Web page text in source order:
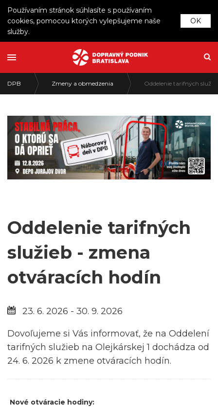
Používaním stránok súhlasíte s používaním
cookies, pomocou ktorých vylepšujeme naše
služby.
OK
DPB Zmeny a obmedzenia Oddelenie tarifných
Oddelenie tarifných
služieb - zmena
otváracích hodín
23. 6. 2026 - 30. 9. 2026
Dovoľujeme si Vás informovať, že na Oddelení
tarifných služieb na Olejkárskej 1 dochádza od
24. 6. 2026 k zmene otváracích hodín.
Nové otváracie hodiny: